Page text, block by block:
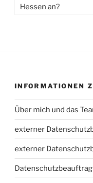
Hessen an?
INFORMATIONEN
Über mich und das
externer
externer